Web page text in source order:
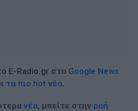
E-Radio.gr στο Google News
τα πιο hot νέα.
νέα, μπείτε στην ροή